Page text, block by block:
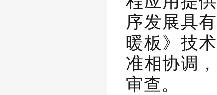
序发展具
暖板》技
准相协调
审查。